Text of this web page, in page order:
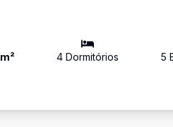
m² 4 Dormitórios 5